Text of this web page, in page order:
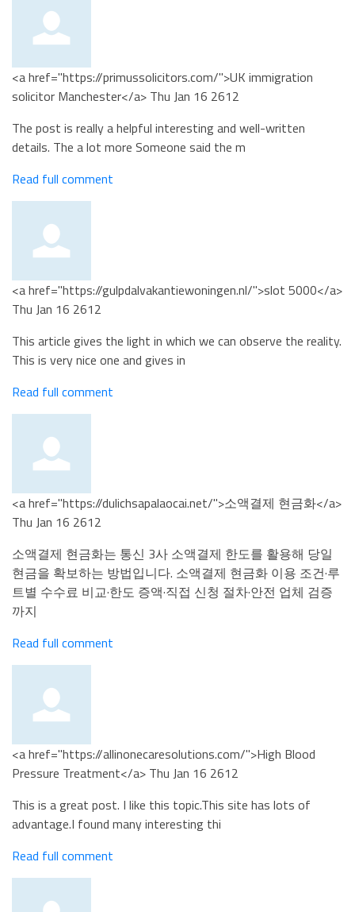
<a href="https://primussolicitors.com/">UK immigration
solicitor Manchester</a> Thu Jan 16 2612
The post is really a helpful interesting and well-written
details. The a lot more Someone said the m
Read full comment
<a href="https://gulpdalvakantiewoningen.nl/">slot 5000</a>
Thu Jan 16 2612
This article gives the light in which we can observe the reality.
This is very nice one and gives in
Read full comment
<a href="https://dulichsapalaocai.net/">소액결제 현금화</a>
Thu Jan 16 2612
소액결제 현금화는 통신 3사 소액결제 한도를 활용해 당일
현금을 확보하는 방법입니다. 소액결제 현금화 이용 조건·루
트별 수수료 비교·한도 증액·직접 신청 절차·안전 업체 검증
까지
Read full comment
<a href="https://allinonecaresolutions.com/">High Blood
Pressure Treatment</a> Thu Jan 16 2612
This is a great post. I like this topic.This site has lots of
advantage.I found many interesting thi
Read full comment